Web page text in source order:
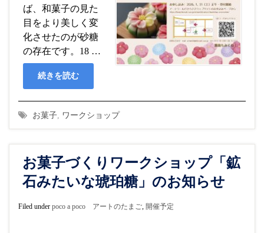
ば、和菓子の見た
目をより美しく変
化させたのが砂糖
の存在です。18 …
続きを読む
お菓子 ワークショップ
お菓子づくりワークショップ「鉱
石みたいな琥珀糖」のお知らせ
Filed under poco a poco アートのたまご, 開催予定